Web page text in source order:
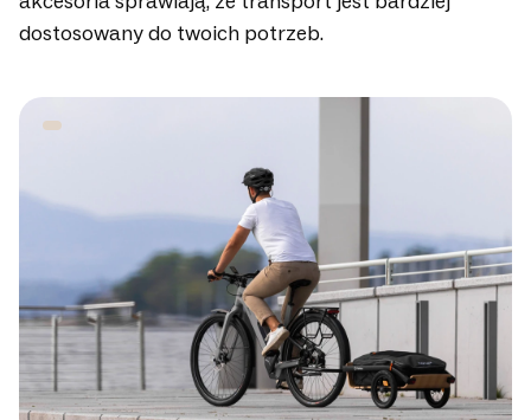
dostosowany do twoich potrzeb.